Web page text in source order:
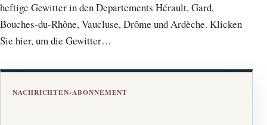
heftige Gewitter in den Departements Hérault, Gard,
Bouches-du-Rhône, Vaucluse, Drôme und Ardèche. Klicken
Sie hier, um die Gewitter…
NACHRICHTEN-ABONNEMENT